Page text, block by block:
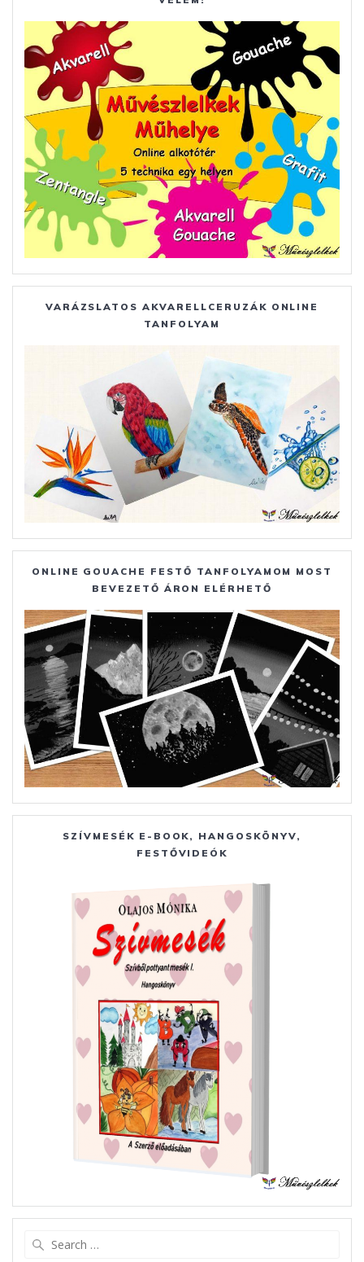
VARÁZSLATOS AKVARELLCERUZÁK ONLINE
TANFOLYAM
ONLINE GOUACHE FESTŐ TANFOLYAMOM MOST
BEVEZETŐ ÁRON ELÉRHETŐ
SZÍVMESÉK E-BOOK, HANGOSKÖNYV,
FESTŐVIDEÓK